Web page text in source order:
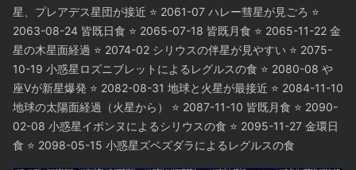
星、プレアデス星団が接近 ⭐ 2061-07 ハレー彗星が見ごろ ⭐
2063-08-24 皆既日食 ⭐ 2065-07-18 皆既月食 ⭐ 2065-11-22 金
星の木星面経過 ⭐ 2074-02 シリウスの伴星が見やすい ⭐ 2075-
10-19 小惑星ロズニブレットによるレグルスの食 ⭐ 2080-08 や
座Vが新星爆発 ⭐ 2082-08-31 地球と火星が最接近 ⭐ 2084-11-10
地球の太陽面経過（火星から） ⭐ 2087-11-10 皆既月食 ⭐ 2090-
02-08 小惑星イボンヌによるシリウスの食 ⭐ 2095-11-27 金環日
食 ⭐ 2098-05-15 小惑星ズベズダラによるレグルスの食